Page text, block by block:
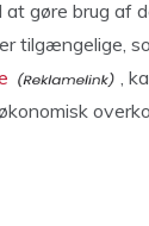
gøre brug af
tilgængelige,
,